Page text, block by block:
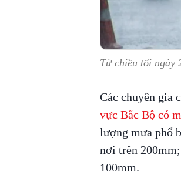
Từ chiều tối ngày
Các chuyên gia
vực Bắc Bộ có
lượng mưa phổ
nơi trên
100mm.